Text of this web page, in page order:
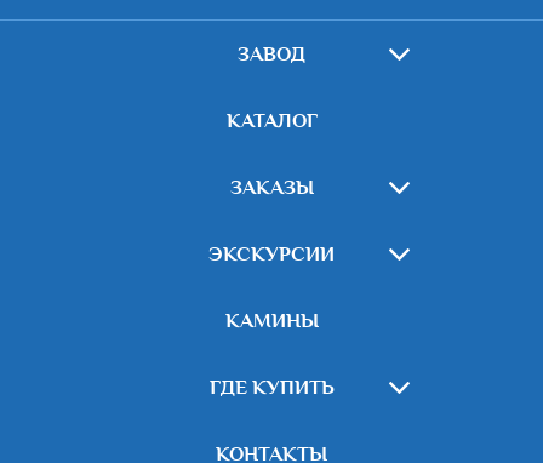
ЗАВОД
КАТАЛОГ
ЗАКАЗЫ
ЭКСКУРСИИ
КАМИНЫ
ГДЕ КУПИТЬ
КОНТАКТЫ